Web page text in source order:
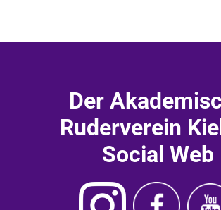
Der
Ruderverein
Social Web
Instagram
Akademischer
Kiel